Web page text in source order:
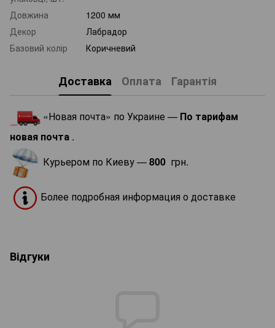
Довжина
1200 мм
Декор
Лабрадор
Базовий колір
Коричневий
Доставка Оплата Гарантія
«Новая почта» по Украине — По тарифам
новая почта .
Курьером по Киеву —800 грн.
Более подробная информация о доставке
Відгуки